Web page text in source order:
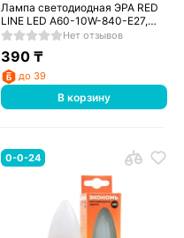
Лампа светодиодная ЭРА RED
LINE LED A60-10W-840-E27,
нейтральныйНет отзывов
390 ₸
до 39
В корзину
0-0-24